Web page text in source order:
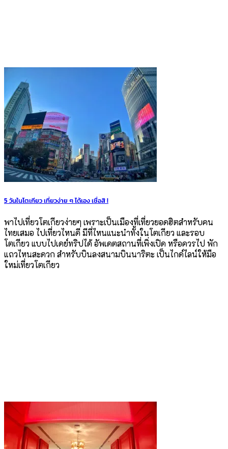
5 วันในโตเกียว เที่ยวง่าย ๆ ได้เอง เชื่อสิ !
พาไปเที่ยวโตเกียวง่ายๆ เพราะเป็นเมืองที่เที่ยวยอดฮิตสำหรับคน
ไทยเสมอ ไปเที่ยวไหนดี มีที่ไหนแนะนำทั้งในโตเกียว และรอบ
โตเกียว แบบไปเดย์ทริปได้ อัพเดตสถานที่เพิ่งเปิด หรือควรไป พัก
แถวไหนสะดวก สำหรับบินลงสนามบินนาริตะ เป็นไกด์ไลน์ให้มือ
ใหม่เที่ยวโตเกียว